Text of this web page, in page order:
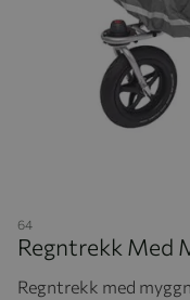
64
Regntrekk Med
Regntrekk med